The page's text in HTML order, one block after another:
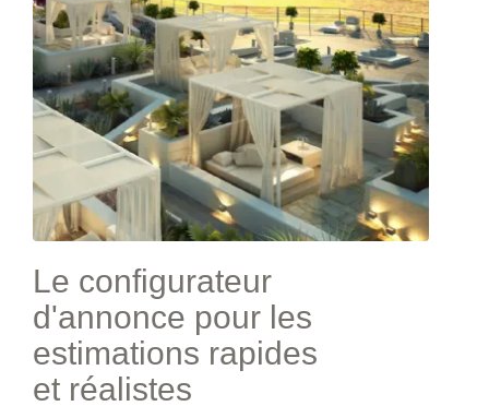
Le configurateur
d'annonce pour les
estimations rapides
et réalistes